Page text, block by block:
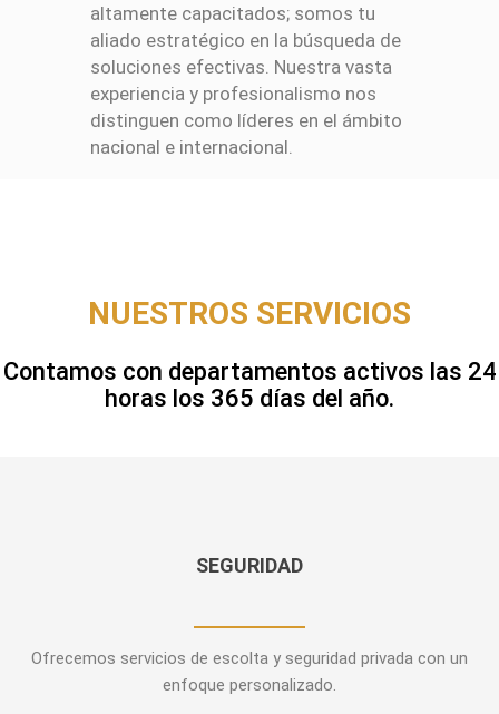
altamente capacitados; somos tu
aliado estratégico en la búsqueda de
soluciones efectivas. Nuestra vasta
experiencia y profesionalismo nos
distinguen como líderes en el ámbito
nacional e internacional.
NUESTROS SERVICIOS
Contamos con departamentos activos las 24
horas los 365 días del año.
SEGURIDAD
Ofrecemos servicios de escolta y seguridad privada con un
enfoque personalizado.